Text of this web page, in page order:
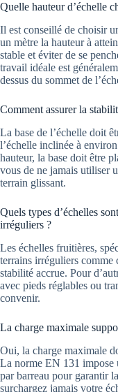
Quelle hauteur d’échelle
Il est conseillé de choisir
un mètre la hauteur à
stable et éviter de se
travail idéale est
dessus du sommet de
Comment assurer la
La base de l’échelle doit
l’échelle inclinée à
hauteur, la base doit être
vous de ne jamais utiliser
terrain glissant.
Quels types d’échelles
irréguliers ?
Les échelles fruitières,
terrains irréguliers comme
stabilité accrue. Pour
avec pieds réglables ou
convenir.
La charge maximale
Oui, la charge maximale
La norme EN 131 impose
par barreau pour garantir
surchargez jamais votre